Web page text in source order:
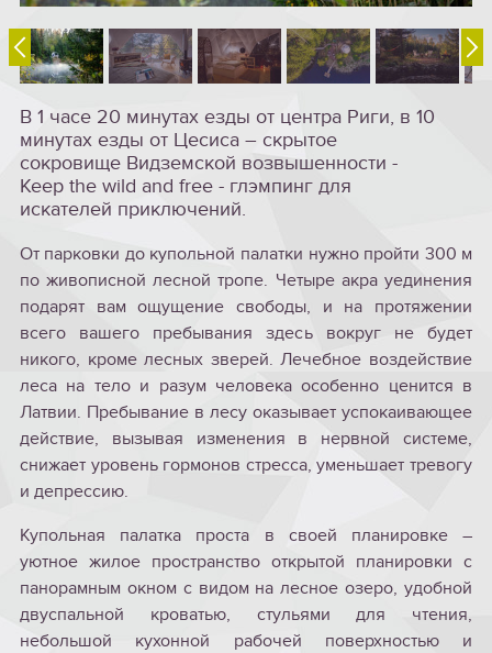
В 1 часе 20 минутах езды от центра Риги, в 10
минутах езды от Цесиса – скрытое
сокровище Видземской возвышенности -
Keep the wild and free - глэмпинг для
искателей приключений.
От парковки до купольной палатки нужно пройти 300 м
по живописной лесной тропе. Четыре акра уединения
подарят вам ощущение свободы, и на протяжении
всего вашего пребывания здесь вокруг не будет
никого, кроме лесных зверей. Лечебное воздействие
леса на тело и разум человека особенно ценится в
Латвии. Пребывание в лесу оказывает успокаивающее
действие, вызывая изменения в нервной системе,
снижает уровень гормонов стресса, уменьшает тревогу
и депрессию.
Купольная палатка проста в своей планировке –
уютное жилое пространство открытой планировки с
панорамным окном с видом на лесное озеро, удобной
двуспальной кроватью, стульями для чтения,
небольшой кухонной рабочей поверхностью и